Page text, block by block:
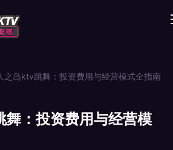
之岛ktv跳舞：投资费用与经营模式全指南
：投资费用与经营模